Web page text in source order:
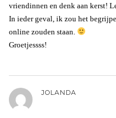
vriendinnen en denk aan kerst!
In ieder geval, ik zou het
online zouden staan.
Groetjessss!
JOLANDA